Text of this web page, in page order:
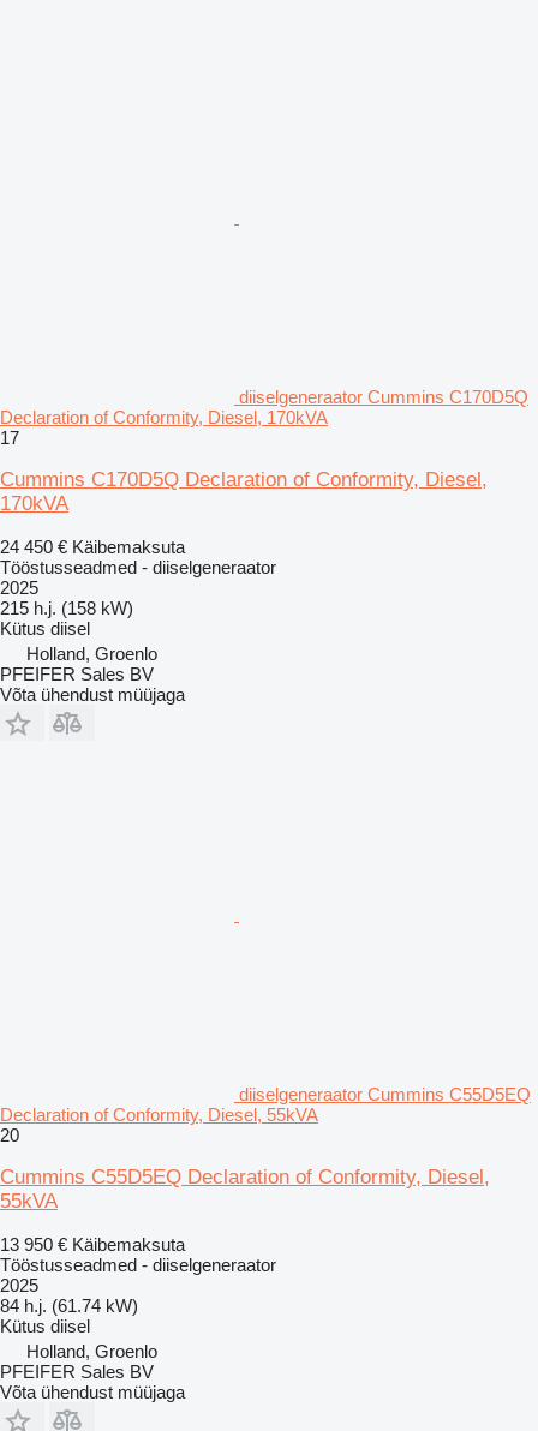
diiselgeneraator Cummins C170D5Q
Declaration of Conformity, Diesel, 170kVA
17
Cummins C170D5Q Declaration of Conformity, Diesel,
170kVA
24 450 € Käibemaksuta
Tööstusseadmed - diiselgeneraator
2025
215 h.j. (158 kW)
Kütus diisel
Holland, Groenlo
PFEIFER Sales BV
Võta ühendust müüjaga
diiselgeneraator Cummins C55D5EQ
Declaration of Conformity, Diesel, 55kVA
20
Cummins C55D5EQ Declaration of Conformity, Diesel,
55kVA
13 950 € Käibemaksuta
Tööstusseadmed - diiselgeneraator
2025
84 h.j. (61.74 kW)
Kütus diisel
Holland, Groenlo
PFEIFER Sales BV
Võta ühendust müüjaga